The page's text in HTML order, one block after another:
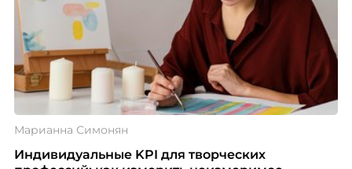
Марианна Симонян
Индивидуальные KPI для творческих